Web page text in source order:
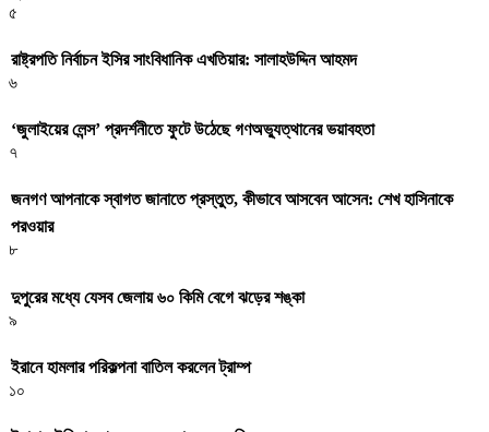
৫
রাষ্ট্রপতি নির্বাচন ইসির সাংবিধানিক এখতিয়ার: সালাহউদ্দিন আহমদ
৬
‘জুলাইয়ের লেন্স’ প্রদর্শনীতে ফুটে উঠেছে গণঅভ্যুত্থানের ভয়াবহতা
৭
জনগণ আপনাকে স্বাগত জানাতে প্রস্তুত, কীভাবে আসবেন আসেন: শেখ হাসিনাকে
পরওয়ার
৮
দুপুরের মধ্যে যেসব জেলায় ৬০ কিমি বেগে ঝড়ের শঙ্কা
৯
ইরানে হামলার পরিকল্পনা বাতিল করলেন ট্রাম্প
১০